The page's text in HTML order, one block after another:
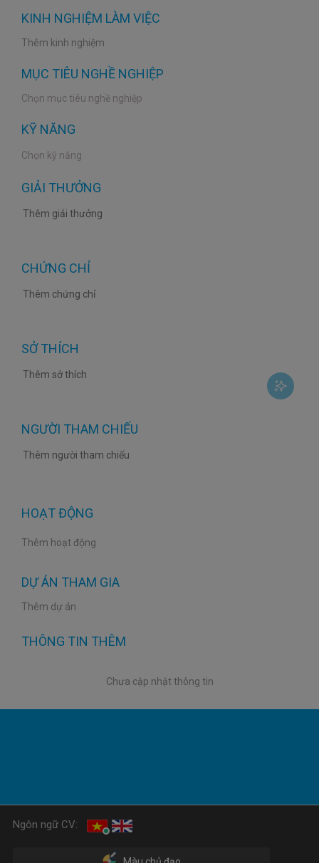
KINH NGHIỆM LÀM VIỆC
Thêm kinh nghiệm
MỤC TIÊU NGHỀ NGHIỆP
KỸ NĂNG
GIẢI THƯỞNG
CHỨNG CHỈ
SỞ THÍCH
NGƯỜI THAM CHIẾU
HOẠT ĐỘNG
Thêm hoạt động
DỰ ÁN THAM GIA
Thêm dự án
THÔNG TIN THÊM
Chưa cập nhật thông tin
Ngôn ngữ CV: